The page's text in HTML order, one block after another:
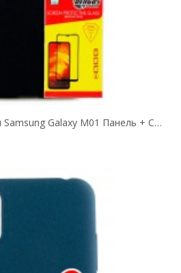
Комплект DENGOS Для Samsung Galaxy M01 Панель + Стекло Защитное Carbon...